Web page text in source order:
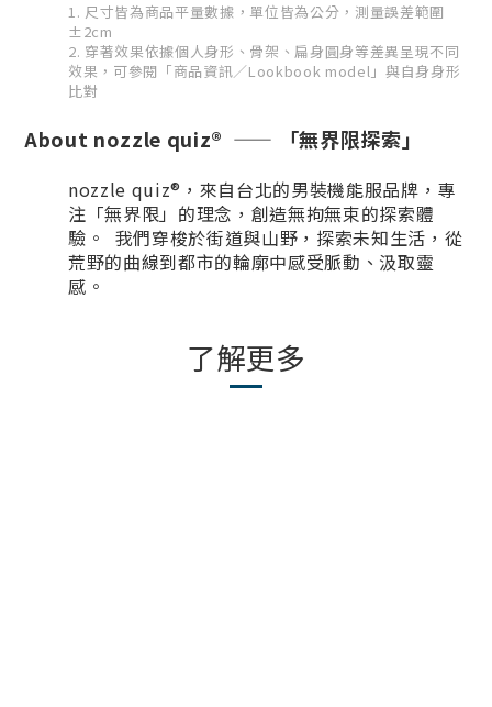
1. 尺寸皆為商品平量數據，單位皆為公分，測量誤差範圍
±2cm
2. 穿著效果依據個人身形、骨架、扁身圓身等差異呈現不同
效果，可參閱「商品資訊／Lookbook model」與自身身形
比對
About nozzle quiz® —— 「無界限探索」
nozzle quiz®，來自台北的男裝機能服品牌，專
注「無界限」的理念，創造無拘無束的探索體
驗。 我們穿梭於街道與山野，探索未知生活，從
荒野的曲線到都市的輪廓中感受脈動、汲取靈
感。
了解更多